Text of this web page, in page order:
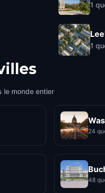
1
1
le monde entier
24
48